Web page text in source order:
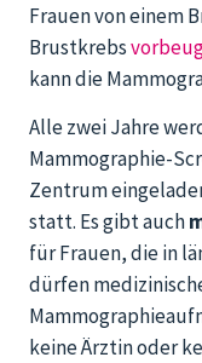
Frauen von einem
Brustkrebs
kann die
Alle zwei Jahre
Mammographie-
Zentrum
statt. Es gibt auch
für Frauen, die in
dürfen
keine Ärztin oder